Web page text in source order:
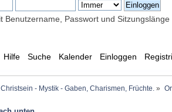
Benutzername, Passwort und Sitzungslänge
Hilfe Suche Kalender Einloggen
Christsein - Mystik - Gaben, Charismen, Früchte. »